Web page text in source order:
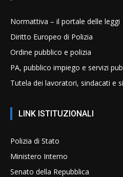
Normattiva – il portale delle leggi
Diritto Europeo di Polizia
Ordine pubblico e polizia
PA, pubblico impiego e servizi
Tutela dei lavoratori, sindacati e
LINK ISTITUZIONALI
Polizia di Stato
Ministero Interno
Senato della Repubblica